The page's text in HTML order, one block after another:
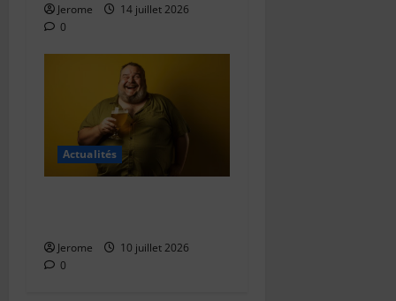
Jerome
14 juillet 2026
0
Actualités
Jerome
10 juillet 2026
0